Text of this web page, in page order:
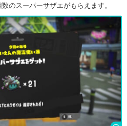
のスーパーサザエがもらえます。